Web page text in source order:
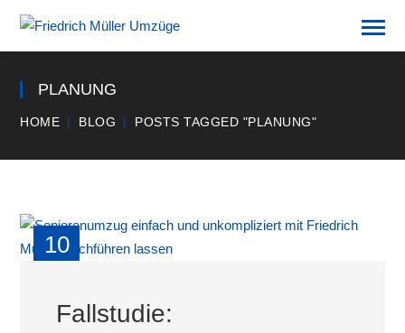
PLANUNG
HOME BLOG POSTS TAGGED "PLANUNG"
10
Fallstudie: